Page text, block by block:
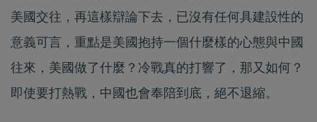
美國交往，再這樣辯論下去，已沒有任何具建設性的
意義可言，重點是美國抱持一個什麼樣的心態與中國
往來，美國做了什麼？冷戰真的打響了，那又如何？
即使要打熱戰，中國也會奉陪到底，絕不退縮。